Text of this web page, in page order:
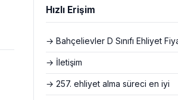
Hızlı Erişim
→ Bahçelievler D Sınıfı Ehliyet
→ İletişim
→ 257. ehliyet alma süreci en iyi